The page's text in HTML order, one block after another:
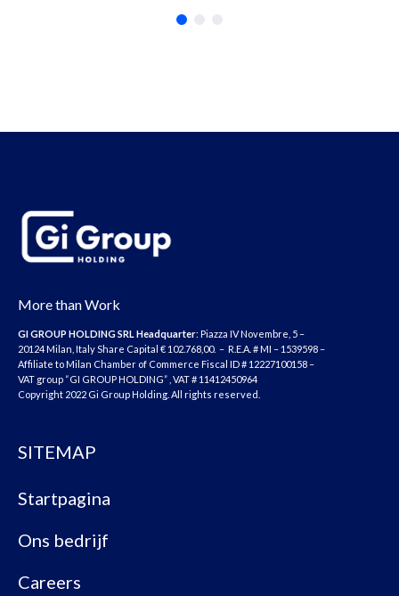
More than Work
GI GROUP HOLDING SRL Headquarter: Piazza IV Novembre, 5 –
20124 Milan, Italy Share Capital € 102.768,00. – R.E.A. # MI – 1539598 –
Affiliate to Milan Chamber of Commerce Fiscal ID # 12227100158 –
VAT group “GI GROUP HOLDING” , VAT # 11412450964
Copyright 2022 Gi Group Holding. All rights reserved.
SITEMAP
Startpagina
Ons bedrijf
Careers